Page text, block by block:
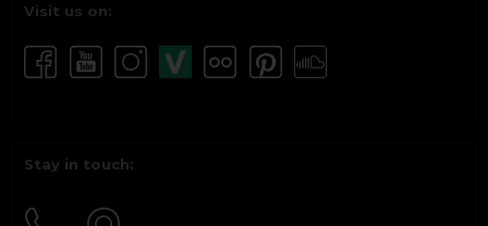
Visit us on:
Stay in touch: